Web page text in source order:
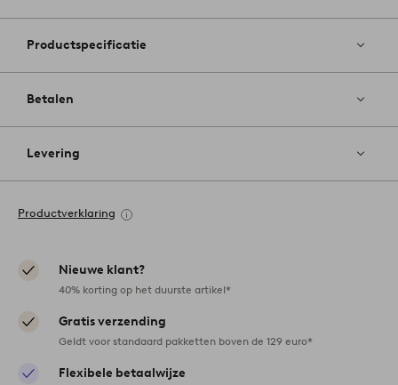
Productspecificatie
Betalen
Levering
Productverklaring
Nieuwe klant?
40% korting op het duurste artikel*
Gratis verzending
Geldt voor standaard pakketten boven de 129 euro*
Flexibele betaalwijze